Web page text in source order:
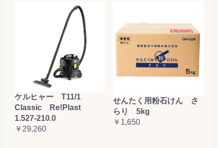
ケルヒャー T11/1
Classic Re!Plast
1.527-210.0
￥29,260
せんたく用粉石けん さ
らり 5kg
￥1,650